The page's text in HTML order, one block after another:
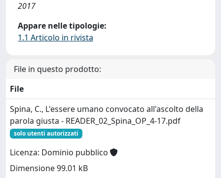
2017
Appare nelle tipologie:
1.1 Articolo in rivista
File in questo prodotto:
File
Spina, C., L'essere umano convocato all'ascolto della
parola giusta - READER_02_Spina_OP_4-17.pdf
solo utenti autorizzati
Licenza: Dominio pubblico
Dimensione 99.01 kB